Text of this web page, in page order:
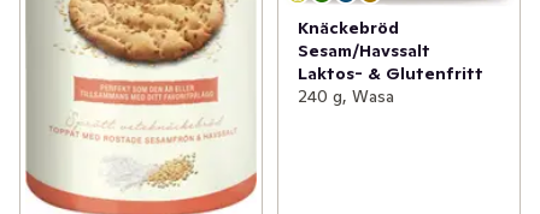
Knäckebröd
Sesam/Havssalt
Laktos- & Glutenfritt
240 g, Wasa